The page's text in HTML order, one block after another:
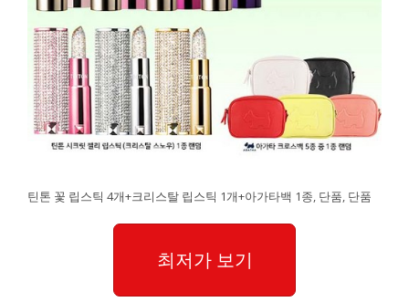
틴톤 꽃 립스틱 4개+크리스탈 립스틱 1개+아가타백 1종, 단품, 단품
최저가 보기